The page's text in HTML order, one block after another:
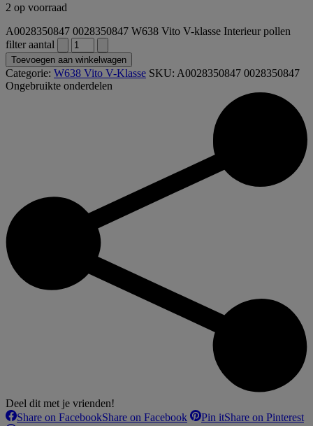
2 op voorraad
A0028350847 0028350847 W638 Vito V-klasse Interieur pollen
filter aantal
Toevoegen aan winkelwagen
Categorie: W638 Vito V-Klasse SKU: A0028350847 0028350847
Ongebruikte onderdelen
Deel dit met je vrienden!
Share on FacebookShare on Facebook Pin itShare on Pinterest